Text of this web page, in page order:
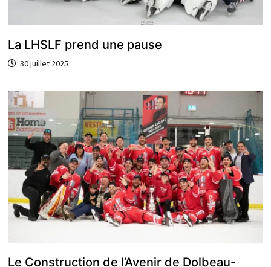
La LHSLF prend une pause
30 juillet 2025
Le Construction de l’Avenir de Dolbeau-